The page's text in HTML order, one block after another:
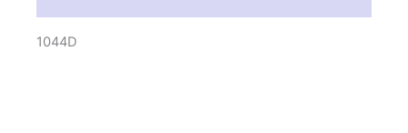
1044D